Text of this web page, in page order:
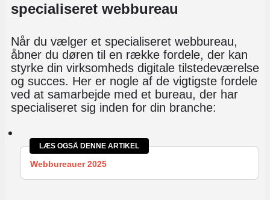
specialiseret webbureau
Når du vælger et specialiseret webbureau,
åbner du døren til en række fordele, der kan
styrke din virksomheds digitale tilstedeværelse
og succes. Her er nogle af de vigtigste fordele
ved at samarbejde med et bureau, der har
specialiseret sig inden for din branche:
LÆS OGSÅ DENNE ARTIKEL
Webbureauer 2025